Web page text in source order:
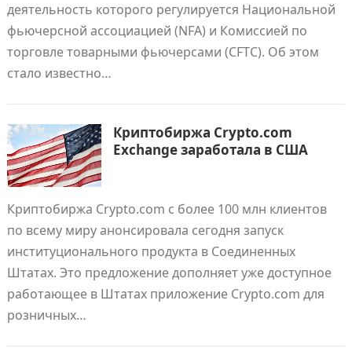
деятельность которого регулируется Национальной
фьючерсной ассоциацией (NFA) и Комиссией по
торговле товарными фьючерсами (CFTC). Об этом
стало известно…
Криптобиржа Crypto.com
Exchange заработала в США
Криптобиржа Crypto.com с более 100 млн клиентов
по всему миру анонсировала сегодня запуск
институционального продукта в Соединенных
Штатах. Это предложение дополняет уже доступное
работающее в Штатах приложение Crypto.com для
розничных…